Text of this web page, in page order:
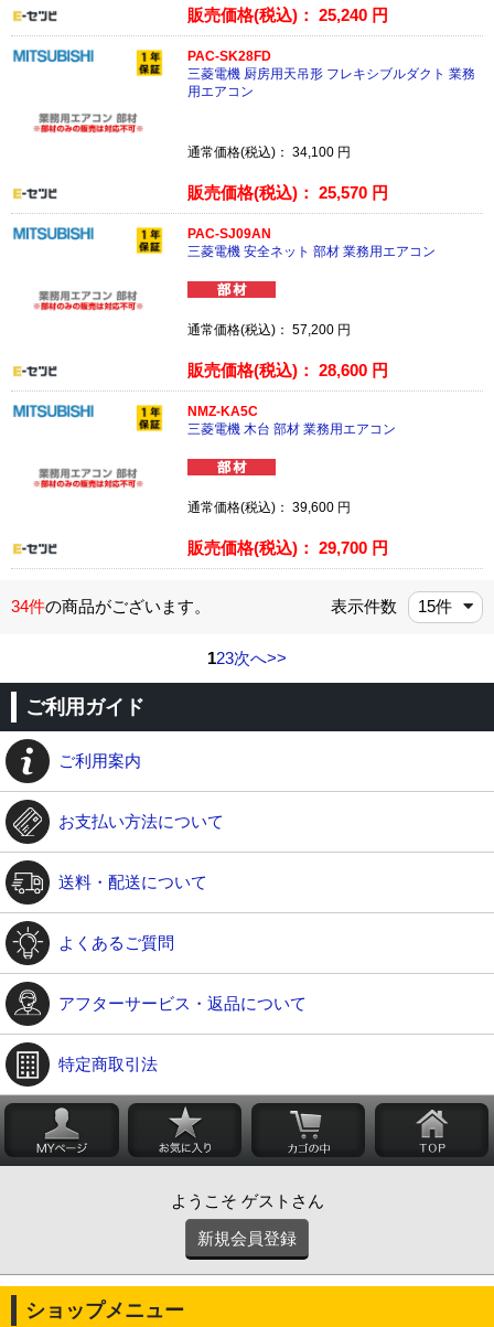
販売価格(税込)：25,240 円
PAC-SK28FD
三菱電機 厨房用天吊形 フレキシブルダクト 業務
用エアコン
通常価格(税込)：34,100 円
販売価格(税込)：25,570 円
PAC-SJ09AN
三菱電機 安全ネット 部材 業務用エアコン
通常価格(税込)：57,200 円
販売価格(税込)：28,600 円
NMZ-KA5C
三菱電機 木台 部材 業務用エアコン
通常価格(税込)：39,600 円
販売価格(税込)：29,700 円
34件の商品がございます。 表示件数
123次へ>>
ご利用ガイド
ご利用案内
お支払い方法について
送料・配送について
よくあるご質問
アフターサービス・返品について
特定商取引法
ようこそ ゲストさん
新規会員登録
ショップメニュー